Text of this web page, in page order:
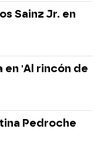
Sainz Jr. en
en 'Al rincón de
Pedroche